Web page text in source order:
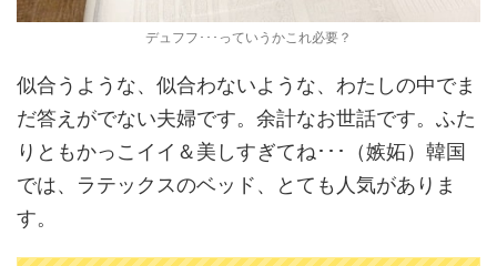
デュフフ･･･っていうかこれ必要？
似合うような、似合わないような、わたしの中でま
だ答えがでない夫婦です。余計なお世話です。ふた
りともかっこイイ＆美しすぎてね･･･（嫉妬）韓国
では、ラテックスのベッド、とても人気がありま
す。